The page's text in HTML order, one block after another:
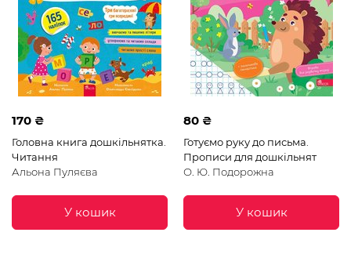
170 ₴
Головна книга дошкільнятка.
Читання
Альона Пуляєва
У кошик
80 ₴
Готуємо руку до письма.
Прописи для дошкільнят
О. Ю. Подорожна
У кошик